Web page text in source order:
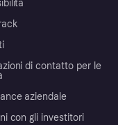
di contatto per le
aziendale
con gli investitori